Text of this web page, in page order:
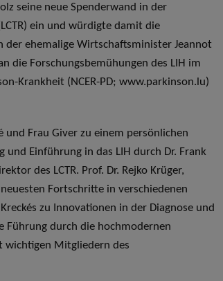
seine neue Spenderwand in der
ein und würdigte damit die
der ehemalige Wirtschaftsminister Jeannot
die Forschungsbemühungen des LIH im
Krankheit (NCER-PD; www.parkinson.lu)
Frau Giver zu einem persönlichen
und Einführung in das LIH durch Dr. Frank
des LCTR. Prof. Dr. Rejko Krüger,
Fortschritte in verschiedenen
zu Innovationen in der Diagnose und
Führung durch die hochmodernen
wichtigen Mitgliedern des